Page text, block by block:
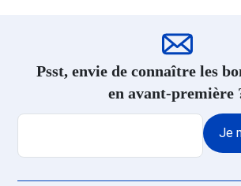
Psst, envie de connaître les
en avant-première
Je